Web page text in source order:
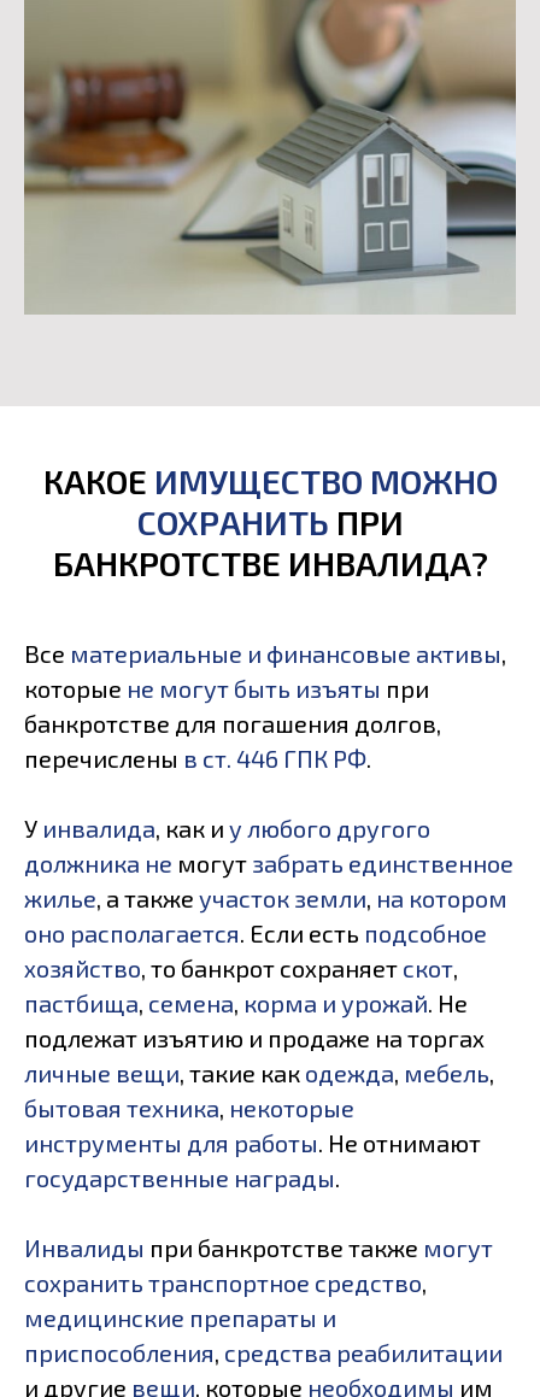
КАКОЕ ИМУЩЕСТВО МОЖНО
СОХРАНИТЬ ПРИ
БАНКРОТСТВЕ ИНВАЛИДА?
Все материальные и финансовые активы,
которые не могут быть изъяты при
банкротстве для погашения долгов,
перечислены в ст. 446 ГПК РФ.
У инвалида, как и у любого другого
должника не могут забрать единственное
жилье, а также участок земли, на котором
оно располагается. Если есть подсобное
хозяйство, то банкрот сохраняет скот,
пастбища, семена, корма и урожай. Не
подлежат изъятию и продаже на торгах
личные вещи, такие как одежда, мебель,
бытовая техника, некоторые
инструменты для работы. Не отнимают
государственные награды.
Инвалиды при банкротстве также могут
сохранить транспортное средство,
медицинские препараты и
приспособления, средства реабилитации
и другие вещи, которые необходимы им